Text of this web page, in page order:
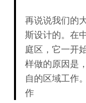
再说说我们的
斯设计的。在
庭区，它一开
样做的原因是
自的区域工作
作